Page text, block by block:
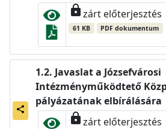
lockzárt előterjesztés
61 KB PDF dokumentum
share
Javaslat a Józsefvárosi
Intézményműködtető
pályázatának elbírálására
lockzárt előterjesztés